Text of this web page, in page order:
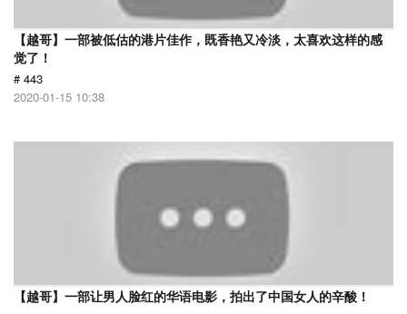
【越哥】一部被低估的港片佳作，既香艳又冷淡，太喜欢这样的感
觉了！
# 443
2020-01-15 10:38
【越哥】一部让男人脸红的华语电影，拍出了中国女人的辛酸！